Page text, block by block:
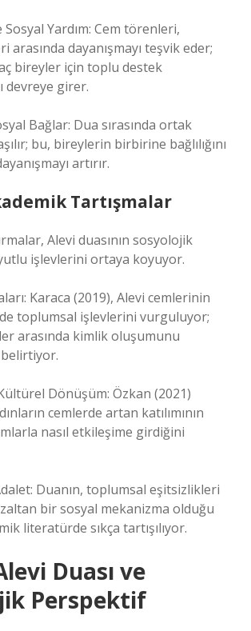
Yardım: Cem törenleri,
dayanışmayı teşvik eder;
bireyler için toplu destek
devreye girer.
Bağlar: Dua sırasında ortak
bu, bireylerin birbirine bağlılığını
artırır.
Tartışmalar
Alevi duasının sosyolojik
işlevlerini ortaya koyuyor.
Karaca (2019), Alevi cemlerinin
toplumsal işlevlerini vurguluyor;
arasında kimlik oluşumunu
Dönüşüm: Özkan (2021)
cemlerde artan katılımının
nasıl etkileşime girdiğini
Duanın, toplumsal eşitsizlikleri
bir sosyal mekanizma olduğu
literatürde sıkça tartışılıyor.
Duası ve
Perspektif